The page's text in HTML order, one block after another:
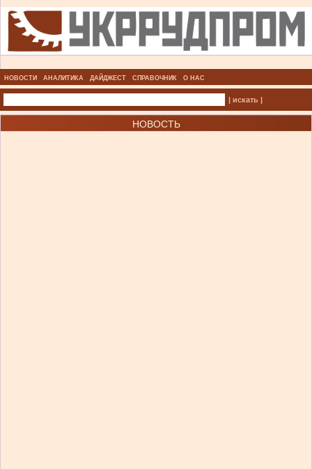
НОВОСТИ АНАЛИТИКА ДАЙДЖЕСТ СПРАВОЧНИК О НАС
| искать |
НОВОСТЬ